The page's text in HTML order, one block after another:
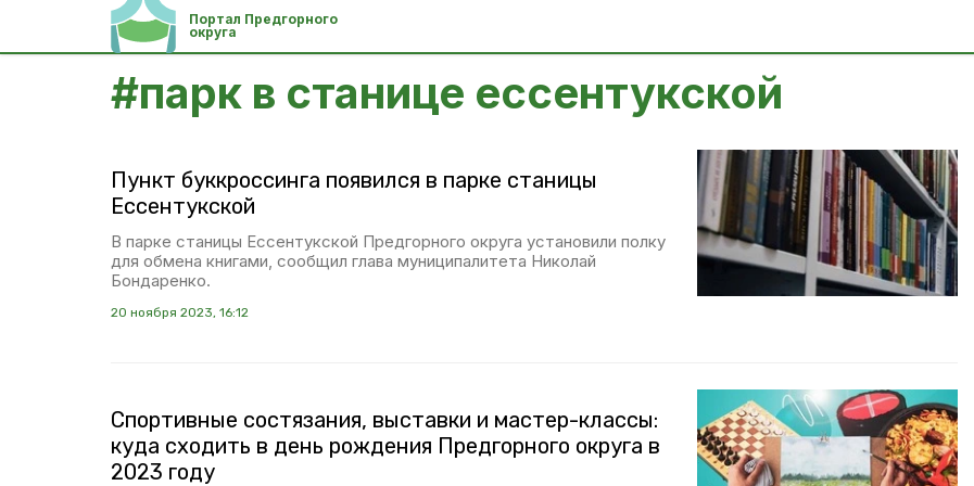
Портал Предгорного
округа
#парк в станице ессентукской
Пункт буккроссинга появился в парке станицы
Ессентукской
В парке станицы Ессентукской Предгорного округа установили полку
для обмена книгами, сообщил глава муниципалитета Николай
Бондаренко.
20 ноября 2023, 16:12
Спортивные состязания, выставки и мастер-классы:
куда сходить в день рождения Предгорного округа в
2023 году